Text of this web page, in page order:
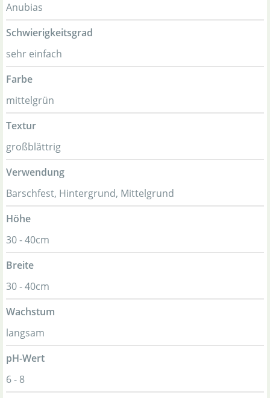
Anubias
Schwierigkeitsgrad
sehr einfach
Farbe
mittelgrün
Textur
großblättrig
Verwendung
Barschfest, Hintergrund, Mittelgrund
Höhe
30 - 40cm
Breite
30 - 40cm
Wachstum
langsam
pH-Wert
6 - 8